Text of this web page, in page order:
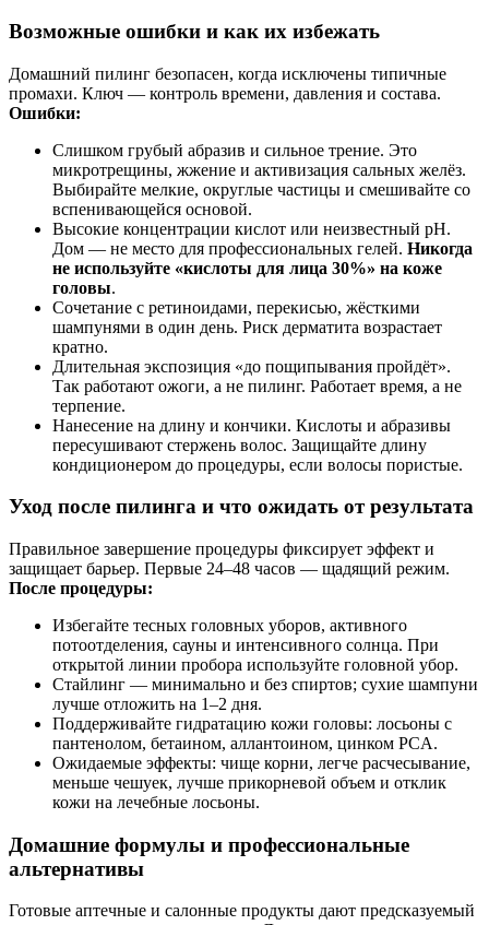
Возможные ошибки и как их избежать
Домашний пилинг безопасен, когда исключены типичные
промахи. Ключ — контроль времени, давления и состава.
Ошибки:
Слишком грубый абразив и сильное трение. Это
микротрещины, жжение и активизация сальных желёз.
Выбирайте мелкие, округлые частицы и смешивайте со
вспенивающейся основой.
Высокие концентрации кислот или неизвестный pH.
Дом — не место для профессиональных гелей. Никогда
не используйте «кислоты для лица 30%» на коже
головы.
Сочетание с ретиноидами, перекисью, жёсткими
шампунями в один день. Риск дерматита возрастает
кратно.
Длительная экспозиция «до пощипывания пройдёт».
Так работают ожоги, а не пилинг. Работает время, а не
терпение.
Нанесение на длину и кончики. Кислоты и абразивы
пересушивают стержень волос. Защищайте длину
кондиционером до процедуры, если волосы пористые.
Уход после пилинга и что ожидать от результата
Правильное завершение процедуры фиксирует эффект и
защищает барьер. Первые 24–48 часов — щадящий режим.
После процедуры:
Избегайте тесных головных уборов, активного
потоотделения, сауны и интенсивного солнца. При
открытой линии пробора используйте головной убор.
Стайлинг — минимально и без спиртов; сухие шампуни
лучше отложить на 1–2 дня.
Поддерживайте гидратацию кожи головы: лосьоны с
пантенолом, бетаином, аллантоином, цинком PCA.
Ожидаемые эффекты: чище корни, легче расчесывание,
меньше чешуек, лучше прикорневой объем и отклик
кожи на лечебные лосьоны.
Домашние формулы и профессиональные
альтернативы
Готовые аптечные и салонные продукты дают предсказуемый